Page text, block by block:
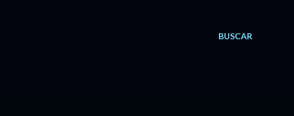
BUSCAR